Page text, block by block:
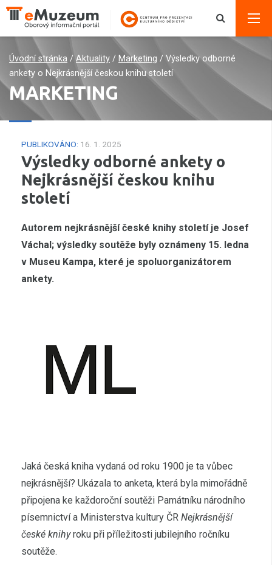
Úvodní stránka / Aktuality / Marketing / Výsledky odborné
ankety o Nejkrásnější českou knihu století
MARKETING
PUBLIKOVÁNO: 16. 1. 2025
Výsledky odborné ankety o
Nejkrásnější českou knihu
století
Autorem nejkrásnější české knihy století je Josef
Váchal; výsledky soutěže byly oznámeny 15. ledna
v Museu Kampa, které je spoluorganizátorem
ankety.
Jaká česká kniha vydaná od roku 1900 je ta vůbec
nejkrásnější? Ukázala to anketa, která byla mimořádně
připojena ke každoroční soutěži Památníku národního
písemnictví a Ministerstva kultury ČR Nejkrásnější
české knihyroku při příležitosti jubilejního ročníku
soutěže.